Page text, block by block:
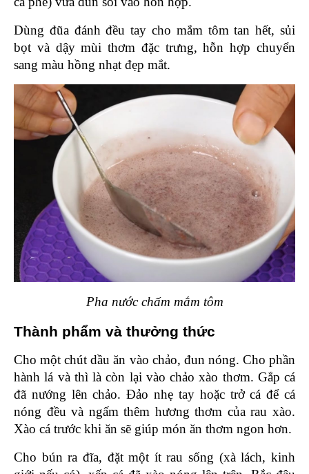
Dùng đũa đánh đều tay cho mắm tôm tan hết, sủi
bọt và dậy mùi thơm đặc trưng, hỗn hợp chuyển
sang màu hồng nhạt đẹp mắt.
Pha nước chấm mắm tôm
Thành phẩm và thưởng thức
Cho một chút dầu ăn vào chảo, đun nóng. Cho phần
hành lá và thì là còn lại vào chảo xào thơm. Gắp cá
đã nướng lên chảo. Đảo nhẹ tay hoặc trở cá để cá
nóng đều và ngấm thêm hương thơm của rau xào.
Xào cá trước khi ăn sẽ giúp món ăn thơm ngon hơn.
Cho bún ra đĩa, đặt một ít rau sống (xà lách, kinh